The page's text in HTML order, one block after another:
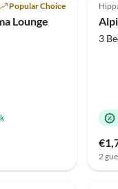
Popular Choice
Lounge
3
2
Top-Listing